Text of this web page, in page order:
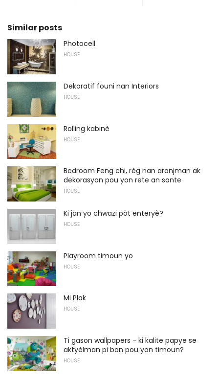
Similar posts
Photocell
HOUSE
Dekoratif founi nan Interiors
HOUSE
Rolling kabinè
HOUSE
Bedroom Feng chi, règ nan aranjman ak
dekorasyon pou yon rete an sante
HOUSE
Ki jan yo chwazi pòt enteryè?
HOUSE
Playroom timoun yo
HOUSE
Mi Plak
HOUSE
Ti gason wallpapers - ki kalite papye se
aktyèlman pi bon pou yon timoun?
HOUSE